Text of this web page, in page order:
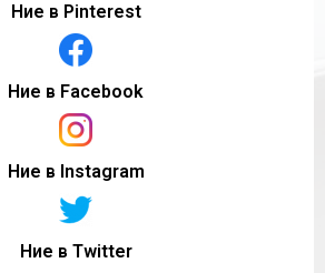
Ние в Pinterest
Ние в Facebook
Ние в Instagram
Ние в Twitter